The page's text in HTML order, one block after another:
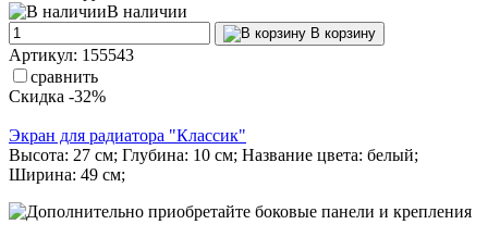
В наличии
В корзину
Артикул: 155543
сравнить
Скидка -32%
Экран для радиатора "Классик"
Высота: 27 см; Глубина: 10 см; Название цвета: белый;
Ширина: 49 см;